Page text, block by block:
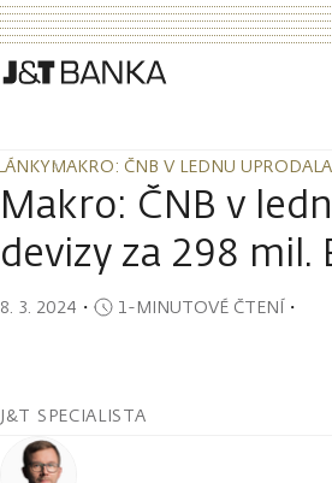
MAKRO: ČNB V LEDNU
MAKRO: ČNB V LEDNU
Makro: ČNB v
devizy za 298 mil.
8. 3. 2024 ・ 1-MINUTOVÉ ČTENÍ・
J&T SPECIALISTA